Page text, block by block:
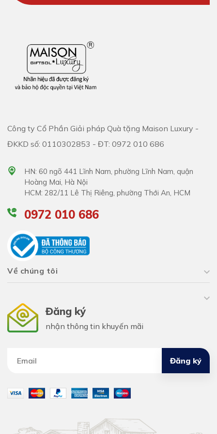
Công ty Cổ Phần Giải pháp Quà tặng Maison Luxury -
ĐKKD số: 0110302853 - ĐT: 0972 010 686
HN: 60 ngõ 441 Lĩnh Nam, phường Lĩnh Nam, quận
Hoàng Mai, Hà Nội
HCM: 282/11 Lê Thị Riêng, phường Thới An, HCM
0972 010 686
Về chúng tôi
Đăng ký
nhận thông tin khuyến mãi
Đăng ký